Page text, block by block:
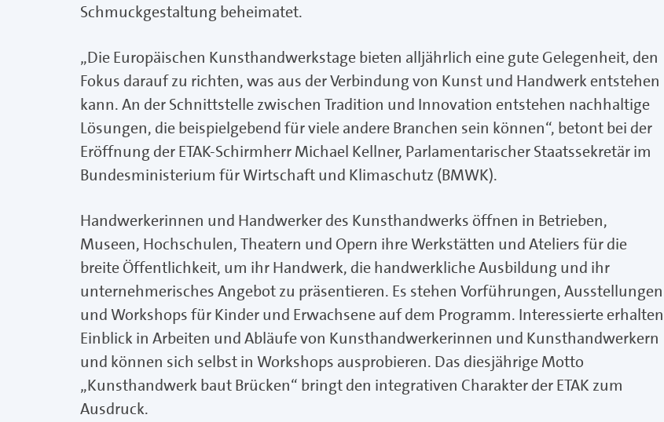
Schmuckgestaltung beheimatet.
„Die Europäischen Kunsthandwerkstage bieten alljährlich eine gute Gelegenheit, den
Fokus darauf zu richten, was aus der Verbindung von Kunst und Handwerk entstehen
kann. An der Schnittstelle zwischen Tradition und Innovation entstehen nachhaltige
Lösungen, die beispielgebend für viele andere Branchen sein können“, betont bei der
Eröffnung der ETAK-Schirmherr Michael Kellner, Parlamentarischer Staatssekretär im
Bundesministerium für Wirtschaft und Klimaschutz (BMWK).
Handwerkerinnen und Handwerker des Kunsthandwerks öffnen in Betrieben,
Museen, Hochschulen, Theatern und Opern ihre Werkstätten und Ateliers für die
breite Öffentlichkeit, um ihr Handwerk, die handwerkliche Ausbildung und ihr
unternehmerisches Angebot zu präsentieren. Es stehen Vorführungen, Ausstellungen
und Workshops für Kinder und Erwachsene auf dem Programm. Interessierte erhalten
Einblick in Arbeiten und Abläufe von Kunsthandwerkerinnen und Kunsthandwerkern
und können sich selbst in Workshops ausprobieren. Das diesjährige Motto
„Kunsthandwerk baut Brücken“ bringt den integrativen Charakter der ETAK zum
Ausdruck.